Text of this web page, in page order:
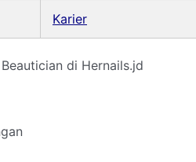
Karier
di Hernails.jd